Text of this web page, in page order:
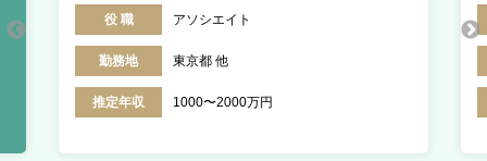
役 職 アソシエイト
勤務地 東京都 他
推定年収 1000〜2000万円